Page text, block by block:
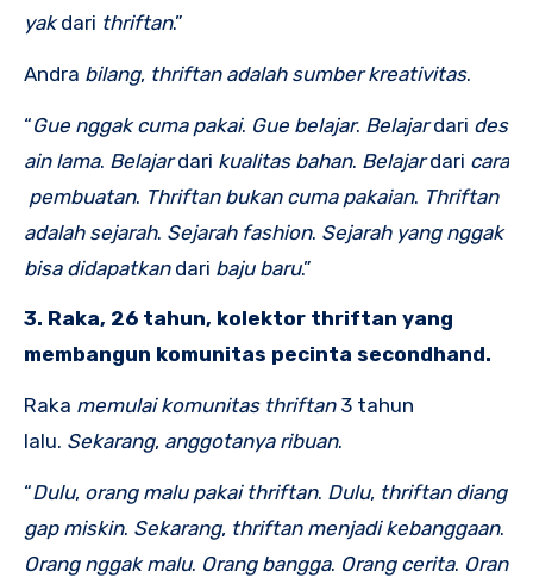
yakdari thriftan.”
Andra bilang, thriftan adalah sumber kreativitas.
“Gue nggak cuma pakai. Gue belajar. Belajardari des
ain lama. Belajardari kualitas bahan. Belajardari cara
pembuatan. Thriftan bukan cuma pakaian. Thriftan
adalah sejarah. Sejarah fashion. Sejarah yang nggak
bisa didapatkandari baju baru.”
3. Raka, 26 tahun, kolektor thriftan yang
membangun komunitas pecinta secondhand.
Raka memulai komunitas thriftan3 tahun
lalu. Sekarang, anggotanya ribuan.
“Dulu, orang malu pakai thriftan. Dulu, thriftan diang
gap miskin. Sekarang, thriftan menjadi kebanggaan.
Orang nggak malu. Orang bangga. Orang cerita. Oran